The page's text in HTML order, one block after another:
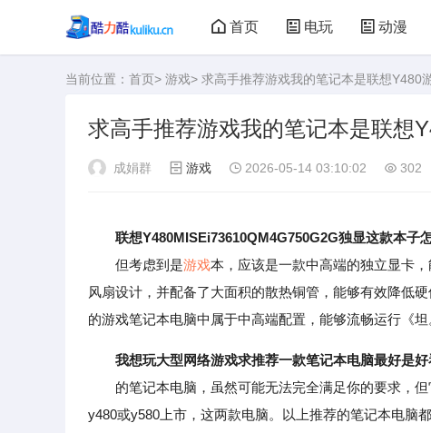
首页 电玩 动漫
大型游戏 娃娃机
当前位置： 首页> 游戏> 求高手推荐游戏我的笔记本是联想Y480
求高手推荐游戏我的笔记本是联想
成娟群 游戏 2026-05-14 03:10:02 302
联想Y480MISEi73610QM4G750G2G独显这款本子
但考虑到是游戏本，应该是一款中高端的独立显卡
风扇设计，并配备了大面积的散热铜管，能够有效降低
的游戏笔记本电脑中属于中高端配置，能够流畅运行《坦
我想玩大型网络游戏求推荐一款笔记本电脑最好是
的笔记本电脑，虽然可能无法完全满足你的要求，但
y480或y580上市，这两款电脑。以上推荐的笔记本电脑